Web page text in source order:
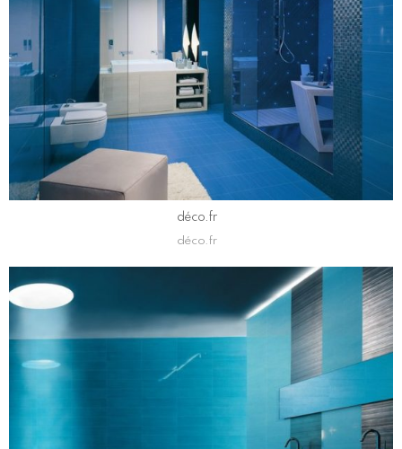
déco.fr
déco.fr